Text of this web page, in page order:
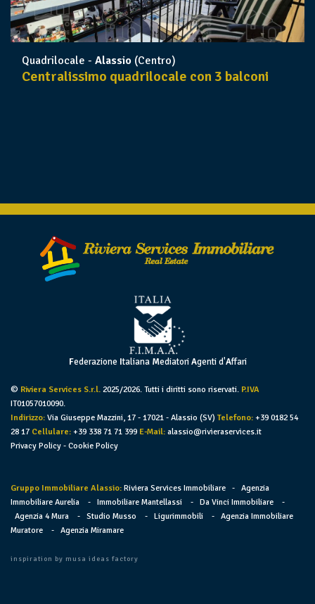
Quadrilocale - Alassio (Centro)
Centralissimo quadrilocale con 3 balconi
Federazione Italiana MediatoriAgenti d'Affari
© Riviera Services S.r.l. 2025/2026. Tutti i diritti sono riservati. P.IVA
IT01057010090.
Indirizzo: Via Giuseppe Mazzini, 17 - 17021 - Alassio (SV) Telefono: +39 0182 54
28 17 Cellulare: +39 338 71 71 399 E-Mail: alassio@rivieraservices.it
Privacy Policy - Cookie Policy
Gruppo Immobiliare Alassio: Riviera Services Immobiliare - Agenzia
Immobiliare Aurelia - Immobiliare Mantellassi - Da Vinci Immobiliare -
Agenzia 4 Mura - Studio Musso - Ligurimmobili - Agenzia Immobiliare
Muratore - Agenzia Miramare
inspiration by musa ideas factory